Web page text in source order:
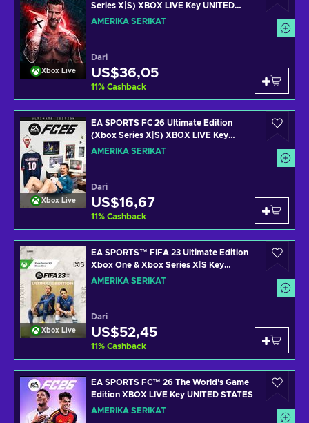
Xbox Live
Series X|S) XBOX LIVE Key UNITED
STATES
AMERIKA SERIKAT
Dari
US$36,05
11% Cashback
Xbox Live
EA SPORTS FC 26 Ultimate Edition
(Xbox Series X|S) XBOX LIVE Key
UNITED STATES
AMERIKA SERIKAT
Dari
US$16,67
11% Cashback
Xbox Live
EA SPORTS™ FIFA 23 Ultimate Edition
Xbox One & Xbox Series X|S Key
UNITED STATES
AMERIKA SERIKAT
Dari
US$52,45
11% Cashback
EA SPORTS FC™ 26 The World's Game
Edition XBOX LIVE Key UNITED STATES
AMERIKA SERIKAT